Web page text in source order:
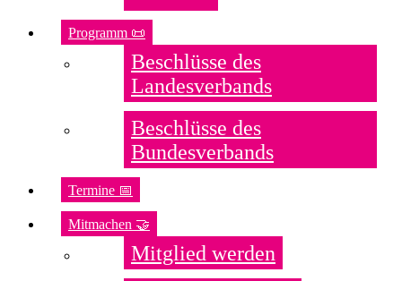
Programm 📜
Beschlüsse des
Landesverbands
Beschlüsse des
Bundesverbands
Termine 📅
Mitmachen 🤝
Mitglied werden